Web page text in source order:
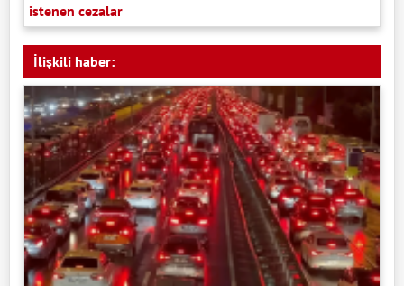
istenen cezalar
İlişkili haber: